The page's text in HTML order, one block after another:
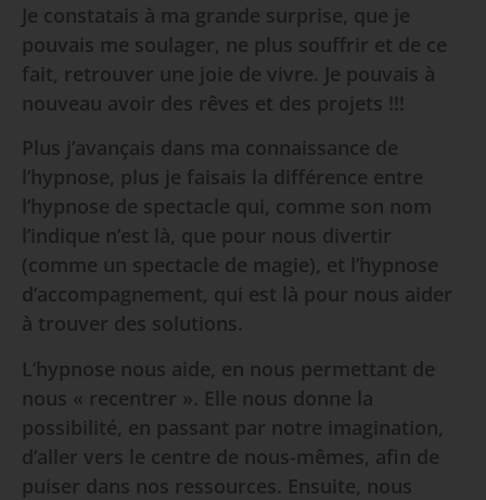
Je constatais à ma grande surprise, que je
pouvais me soulager, ne plus souffrir et de ce
fait, retrouver une joie de vivre. Je pouvais à
nouveau avoir des rêves et des projets !!!
Plus j’avançais dans ma connaissance de
l’hypnose, plus je faisais la différence entre
l’hypnose de spectacle qui, comme son nom
l’indique n’est là, que pour nous divertir
(comme un spectacle de magie), et l’hypnose
d’accompagnement, qui est là pour nous aider
à trouver des solutions.
L’hypnose nous aide, en nous permettant de
nous « recentrer ». Elle nous donne la
possibilité, en passant par notre imagination,
d’aller vers le centre de nous-mêmes, afin de
puiser dans nos ressources. Ensuite, nous